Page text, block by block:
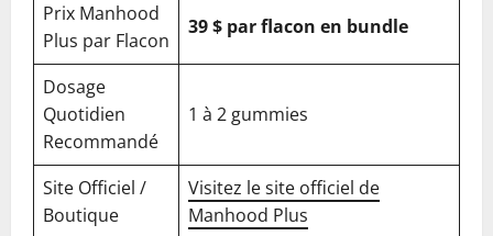
Prix Manhood
Plus par Flacon
39 $ par flacon en bundle
Dosage
Quotidien
Recommandé
1 à 2 gummies
Site Officiel /
Boutique
Visitez le site officiel de
Manhood Plus